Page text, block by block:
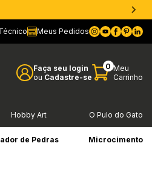
Meus Pedidos
Faça seu login
ou Cadastre-se
0 Meu
Carrinho
Hobby Art O Pulo do Gato
de Pedras Microcimento